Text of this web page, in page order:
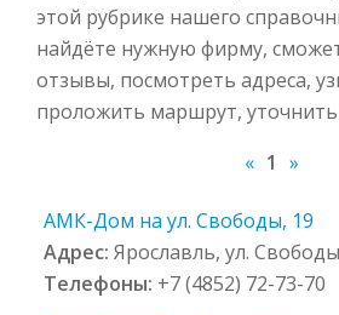
этой рубрике нашего
найдёте нужную фирму,
отзывы, посмотреть адреса,
проложить маршрут,
« 1 »
АМК-Дом на ул. Свободы, 19
Адрес:Ярославль, ул.
Телефоны: +7 (4852) 72-73-70